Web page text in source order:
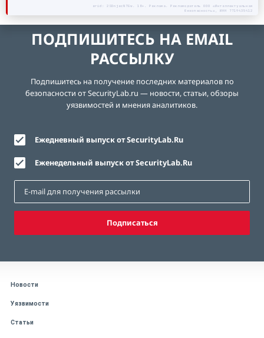
erid: 2SDnjecN7Gw. 18+. Реклама. Рекламодатель ООО «Интеллектуальная
безопасность», ИНН 7719435412
ПОДПИШИТЕСЬ НА EMAIL
РАССЫЛКУ
Подпишитесь на получение последних материалов по
безопасности от SecurityLab.ru — новости, статьи, обзоры
уязвимостей и мнения аналитиков.
Ежедневный выпуск от SecurityLab.Ru
Еженедельный выпуск от SecurityLab.Ru
Подписаться
Новости
Уязвимости
Статьи